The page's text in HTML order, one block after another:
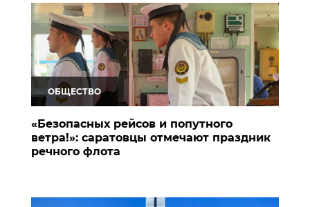
ОБЩЕСТВО
«Безопасных рейсов и попутного
ветра!»: саратовцы отмечают праздник
речного флота